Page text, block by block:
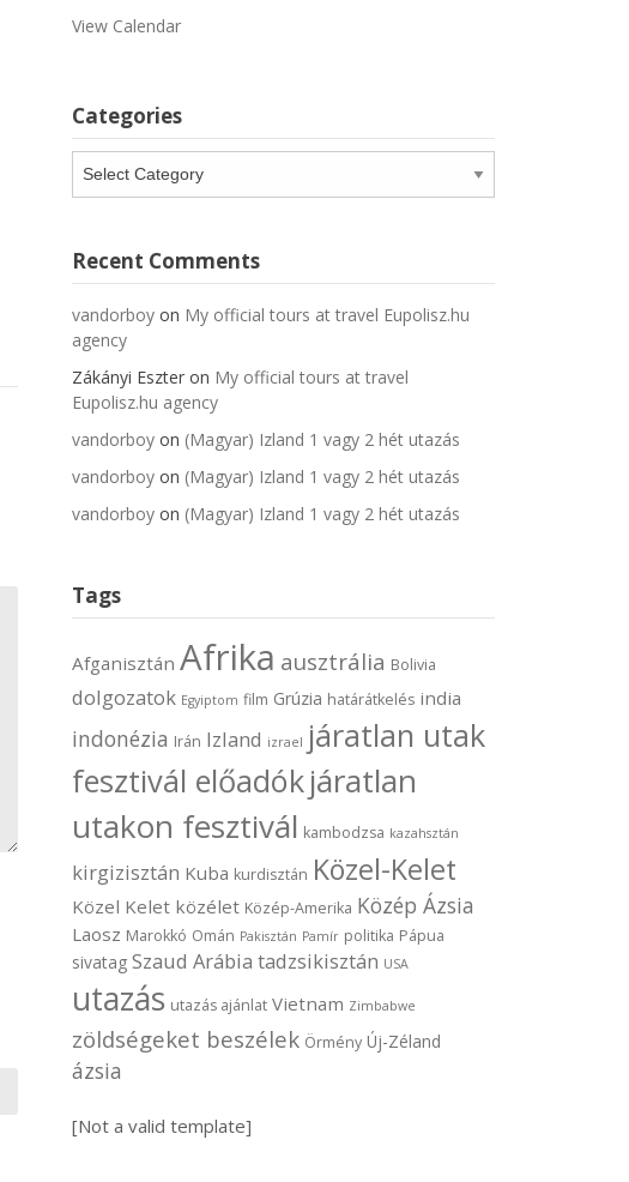
View Calendar
Categories
Recent Comments
vandorboyon My official tours at travel Eupolisz.hu
agency
Zákányi Eszteron My official tours at travel
Eupolisz.hu agency
vandorboyon (Magyar) Izland 1 vagy 2 hét utazás
vandorboyon (Magyar) Izland 1 vagy 2 hét utazás
vandorboyon (Magyar) Izland 1 vagy 2 hét utazás
Tags
Afganisztán Afrika ausztrália Bolivia
dolgozatok Egyiptom film Grúzia határátkelés india
indonézia Irán Izland izrael járatlan utak
fesztivál előadókjáratlan
utakon fesztivál kambodzsa kazahsztán
kirgizisztán Kuba kurdisztán Közel-Kelet
Közel Kelet közélet Közép-Amerika Közép Ázsia
Laosz Marokkó Omán Pakisztán Pamír politika Pápua
sivatag Szaud Arábia tadzsikisztán USA
utazás utazás ajánlat Vietnam Zimbabwe
zöldségeket beszélek Örmény Új-Zéland
ázsia
[Not a valid template]